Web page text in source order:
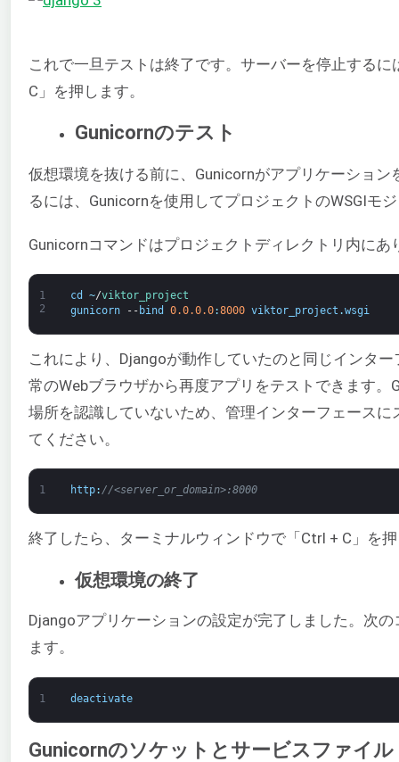
これで一旦テストは終了です。サーバーを停止する
C」を押します。
Gunicornのテスト
仮想環境を抜ける前に、Gunicornがアプリケーショ
るには、Gunicornを使用してプロジェクトのWSGIモ
Gunicornコマンドはプロジェクトディレクトリ内にあ
1
2
cd ~/viktor_project
gunicorn
-- bind 0.0.0.0:8000 viktor_project .wsgi
これにより、Djangoが動作していたのと同じインタ
常のWebブラウザから再度アプリをテストできます。
場所を認識していないため、管理インターフェース
てください。
1 http: //<server_or_domain>:8000
終了したら、ターミナルウィンドウで「Ctrl + C」を
仮想環境の終了
Djangoアプリケーションの設定が完了しました。次
ます。
1 deactivate
Gunicornのソケットとサービスファイル